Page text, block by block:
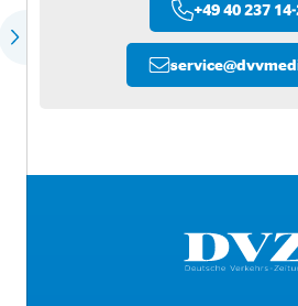
+49 40 237
service@